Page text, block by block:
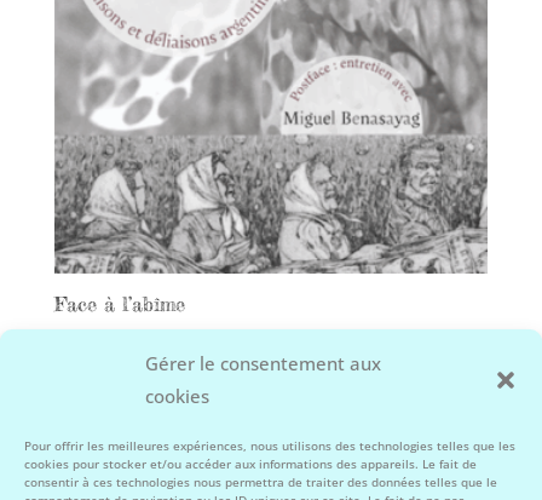
Gérer le consentement aux
cookies
Pour offrir les meilleures expériences, nous utilisons des technologies telles que les
cookies pour stocker et/ou accéder aux informations des appareils. Le fait de
consentir à ces technologies nous permettra de traiter des données telles que le
Face à l’abîme
Facebook
Instagram